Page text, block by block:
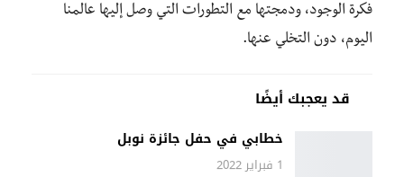
فكرة الوجود، ودمجتها مع التطورات التي وصل إليها عالمنا
اليوم، دون التخلي عنها.
قد يعجبك أيضًا
خطابي في حفل جائزة نوبل
1 فبراير 2022